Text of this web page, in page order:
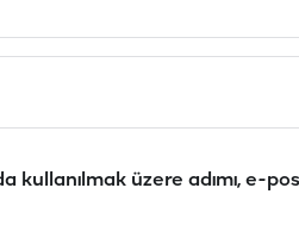
kullanılmak üzere adımı, e-